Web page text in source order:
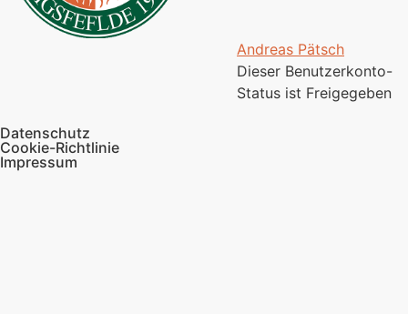
Andreas Pätsch
Dieser Benutzerkonto-
Status ist Freigegeben
Datenschutz
Cookie-Richtlinie
Impressum